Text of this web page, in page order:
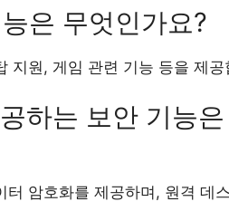
은 무엇인가요?
지원, 게임 관련 기능 등을 제공
하는 보안 기능은
암호화를 제공하며, 원격 데